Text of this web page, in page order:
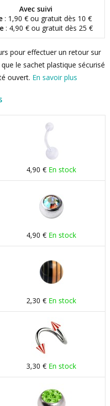
Avec suivi
: 1,90 € ou gratuit dès 10 €
: 4,90 € ou gratuit dès 25 €
pour effectuer un retour sur
le sachet plastique sécurisé
ouvert. En savoir plus
4,90 € En stock
4,90 € En stock
2,30 € En stock
3,30 € En stock